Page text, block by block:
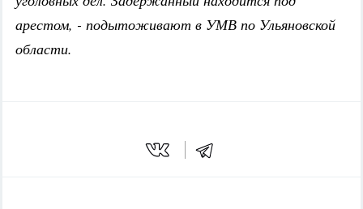
арестом, - подытоживают в УМВ по Ульяновской
области.